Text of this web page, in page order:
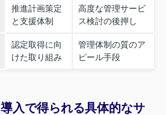
推進計画策定
と支援体制
高度な管理サービ
ス検討の後押し
認定取得に向
けた取り組み
管理体制の質のア
ピール手段
入で得られる具体的なサ